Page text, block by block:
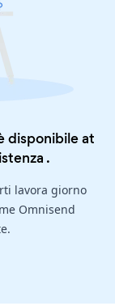
disponibile at
.
lavora giorno
Omnisend